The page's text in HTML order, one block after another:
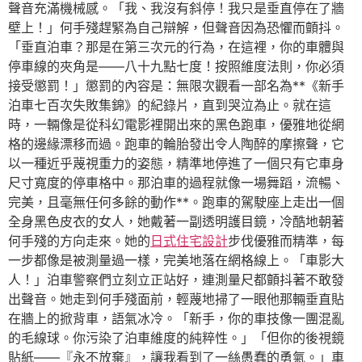
聲音充滿機械感。「我、我沒有斜停！我只是垂直停在了牆
壁上！」何手殘趕緊為自己辯解，但聲音因為恐懼而顫抖。
「垂直泊車？那是在第三次元的行為，在這裡，你的車體與
停車線的夾角是——八十九點七度！按照維度法則，你必須
接受懲罰！」懲罰的內容是：無限次觀看一部名為**《新手
泊車七百次失敗集錦》的紀錄片，直到哭泣為止。就在這
時，一輛像是從科幻電影裡開出來的黑色跑車，優雅地從網
格的邊緣漂移而過。跑車的輪胎發出令人陶醉的摩擦聲，它
以一種近乎蔑視重力的姿態，精準地停進了一個只有它車身
尺寸寬度的停車格中。那泊車的過程就像一場舞蹈，流暢、
完美，且毫無任何多餘的動作**。跑車的駕駛座上走出一個
全身黑色皮衣的女人，她戴著一副透明護目鏡，冷酷地朝著
何手殘的方向走來。她的 日式住宅設計步伐優雅而精準，每
一步都像是被測量過一樣，完美地落在網格線上。「車影大
人！」泊車警察們立刻立正站好，連測量尺都顫抖著不敢發
出聲音。她走到何手殘面前，輕蔑地掃了一眼他那輛垂直貼
在牆上的掀背車，語氣冰冷。「新手，你的車技像一團混亂
的毛線球。你污染了泊車維度的純粹性。」「但你的後視鏡
貼紙——『永不放棄』，讓我看到了一絲愚蠢的勇氣。」車